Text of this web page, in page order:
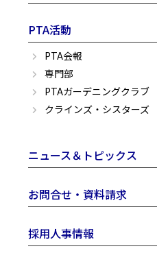
PTA活動
PTA会報
専門部
PTAガーデニングクラブ
クラインズ・シスターズ
ニュース＆トピックス
お問合せ・資料請求
採用人事情報